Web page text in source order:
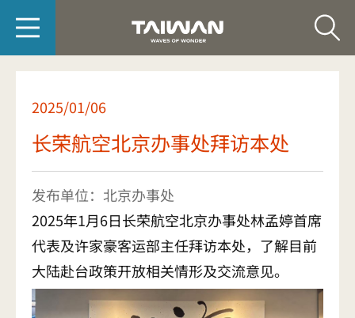
台旅会北京办事
2025/01/06
长荣航空北京办事处拜访本处
发布单位：北京办事处
2025年1月6日长荣航空北京办事处林孟婷首席
代表及许家豪客运部主任拜访本处，了解目前
大陆赴台政策开放相关情形及交流意见。